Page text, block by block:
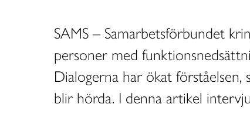
SAMS – Samarbetsförbundet
personer med
Dialogerna har ökat
blir hörda. I denna artikel